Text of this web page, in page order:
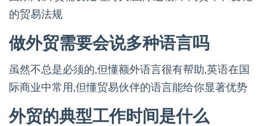
的贸易法规
做外贸需要会说多种语言吗
虽然不总是必须的,但懂额外语言很有帮助,英语在国
际商业中常用,但懂贸易伙伴的语言能给你显著优势
外贸的典型工作时间是什么